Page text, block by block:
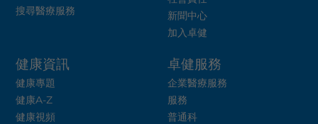
搜尋醫療服務
新聞中心
加入卓健
健康資訊
健康專題
健康A-Z
健康視頻
卓健服務
企業醫療服務
服務
普通科